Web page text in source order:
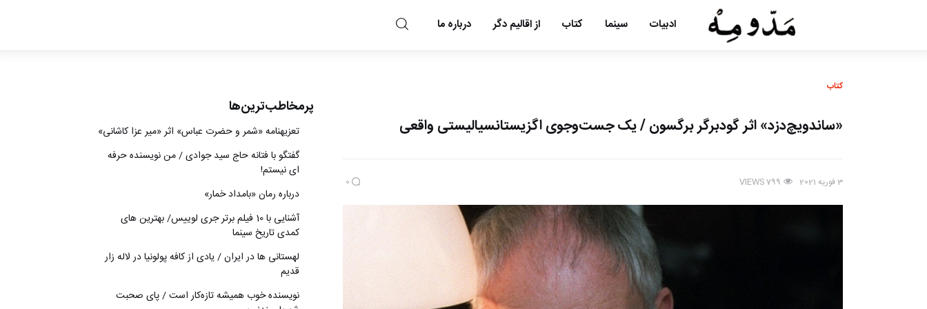
ادبیات سینما کتاب از اقالیم دگر درباره ما
کتاب
«ساندویچ‌دزد» اثر گودبرگر برگسون / یک جست‌وجوی اگزیستانسیالیستی واقعی
3 فوریه 2021 799
VIEWS
0
پرمخاطب‌ترین‌ها
تعزیه‎نامه‏ «شمر و حضرت عباس» اثر «میر عزا کاشانی»
گفتگو با فتانه حاج سید جوادی / من نویسنده حرفه
ای نیستم!
درباره رمان «بامداد خمار»
آشنایی با 10 فیلم برتر جری لوییس/ بهترین های
کمدی تاریخ سینما
لهستانی ها در ایران / یادی از کافه پولونیا در لاله زار
قدیم
نويسنده خوب هميشه تازه‌كار است / پای صحبت